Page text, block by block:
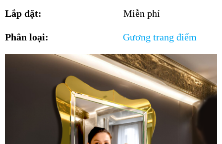
Lắp đặt: Miễn phí
Phân loại: Gương trang điểm